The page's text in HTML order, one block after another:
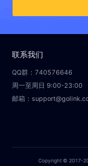
联系我们
QQ群：740576646
周一至周日 9:00-23:00
邮箱：
Copyright © 2017-